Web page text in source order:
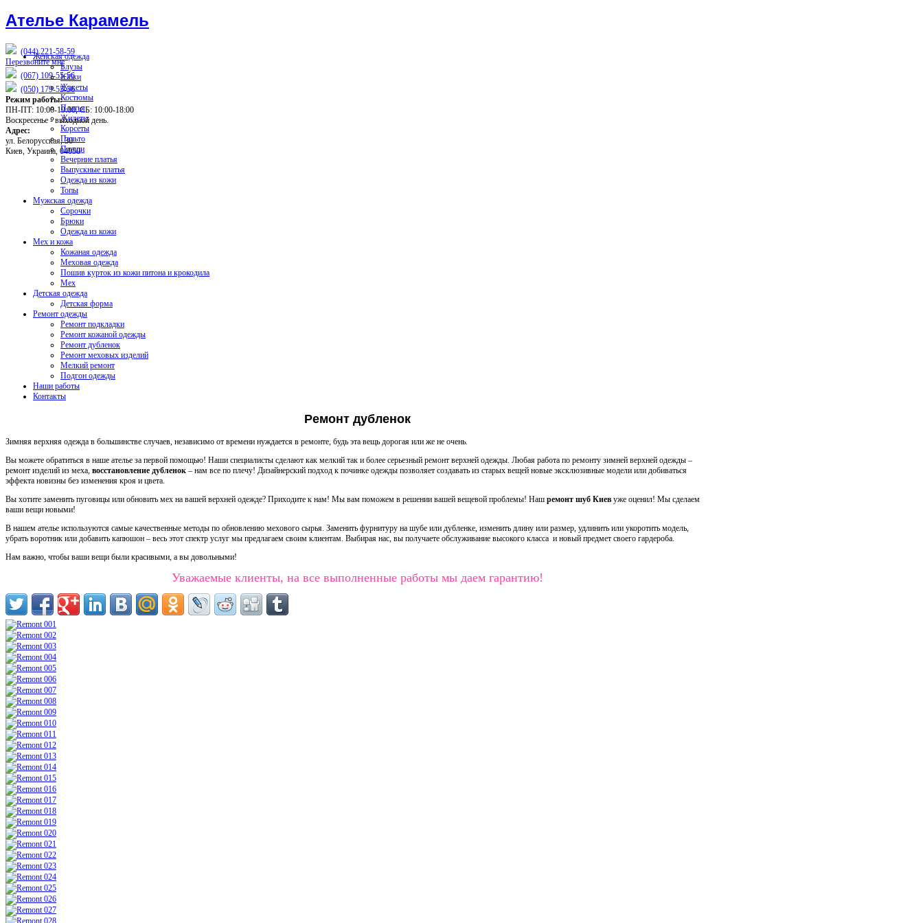
Ателье Карамель
(044)221-58-59
Перезвоните мне
(067) 109-55-56
(050) 179-55-56
Режим работы:
ПН-ПТ: 10:00-19:00, СБ: 10:00-18:00
Воскресенье - выходной день.
Адрес:
ул. Белорусская, 30
Киев, Украина, 04050
Женская одежда
Блузы
Юбки
Жакеты
Костюмы
Платья
Жилеты
Корсеты
Пальто
Плащи
Вечерние платья
Выпускные платья
Одежда из кожи
Топы
Мужская одежда
Сорочки
Брюки
Одежда из кожи
Мех и кожа
Кожаная одежда
Меховая одежда
Пошив курток из кожи питона и крокодила
Мех
Детская одежда
Детская форма
Ремонт одежды
Ремонт подкладки
Ремонт кожаной одежды
Ремонт дубленок
Ремонт меховых изделий
Мелкий ремонт
Подгон одежды
Наши работы
Контакты
Ремонт дубленок
Зимняя верхняя одежда в большинстве случаев, независимо от времени нуждается в ремонте, будь эта вещь дорогая или же не очень.
Вы можете обратиться в наше ателье за первой помощью! Наши специалисты сделают как мелкий так и более серьезный ремонт верхней одежды. Любая работа по ремонту зимней верхней одежды –
ремонт изделий из меха, восстановление дубленок – нам все по плечу! Дизайнерский подход к починке одежды позволяет создавать из старых вещей новые эксклюзивные модели или добиваться
эффекта новизны без изменения кроя и цвета.
Вы хотите заменить пуговицы или обновить мех на вашей верхней одежде? Приходите к нам! Мы вам поможем в решении вашей вещевой проблемы! Наш ремонт шуб Киев уже оценил! Мы сделаем
ваши вещи новыми!
В нашем ателье используются самые качественные методы по обновлению мехового сырья. Заменить фурнитуру на шубе или дубленке, изменить длину или размер, удлинить или укоротить модель,
убрать воротник или добавить капюшон – весь этот спектр услуг мы предлагаем своим клиентам. Выбирая нас, вы получаете обслуживание высокого класса и новый предмет своего гардероба.
Нам важно, чтобы ваши вещи были красивыми, а вы довольными!
Уважаемые клиенты, на все выполненные работы мы даем гарантию!